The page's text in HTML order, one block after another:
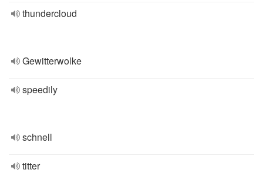
thundercloud
Gewitterwolke
speedily
schnell
titter